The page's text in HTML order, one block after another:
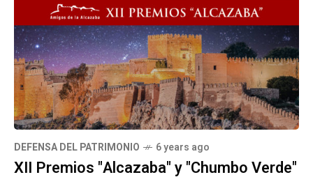
DEFENSA DEL PATRIMONIO 6 years ago
XII Premios "Alcazaba" y "Chumbo Verde"